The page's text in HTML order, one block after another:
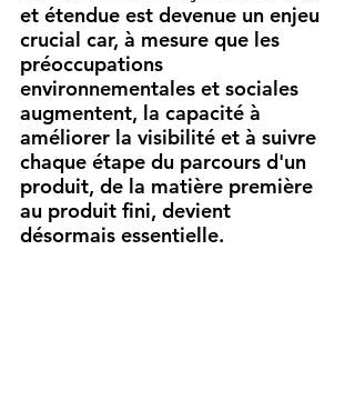
et étendue est devenue un enjeu
crucial car, à mesure que les
préoccupations
environnementales et sociales
augmentent, la capacité à
améliorer la visibilité et à suivre
chaque étape du parcours d'un
produit, de la matière première
au produit fini, devient
désormais essentielle.